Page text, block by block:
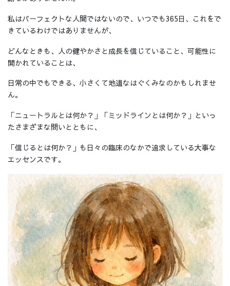
私はパーフェクトな人間ではないので、いつでも365日、これをで
きているわけではありませんが、
どんなときも、人の健やかさと成長を信じていること、可能性に
開かれていることは、
日常の中でもできる、小さくて地道なはぐくみなのかもしれませ
ん。
「ニュートラルとは何か？」「ミッドラインとは何か？」といっ
たさまざまな問いとともに、
「信じるとは何か？」も日々の臨床のなかで追求している大事な
エッセンスです。